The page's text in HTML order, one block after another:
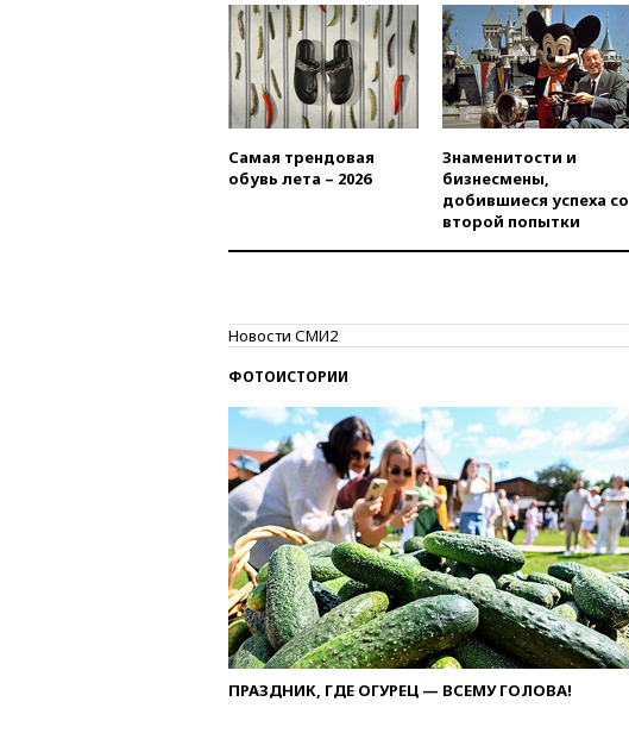
Самая трендовая
обувь лета – 2026
Знаменитости и
бизнесмены,
добившиеся успеха со
второй попытки
Новости СМИ2
ФОТОИСТОРИИ
ПРАЗДНИК, ГДЕ ОГУРЕЦ — ВСЕМУ ГОЛОВА!